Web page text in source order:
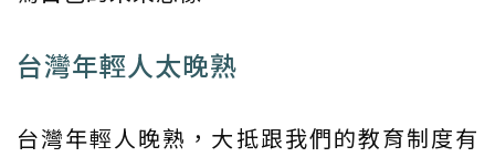
台灣年輕人太晚熟
台灣年輕人晚熟，大抵跟我們的教育制度有